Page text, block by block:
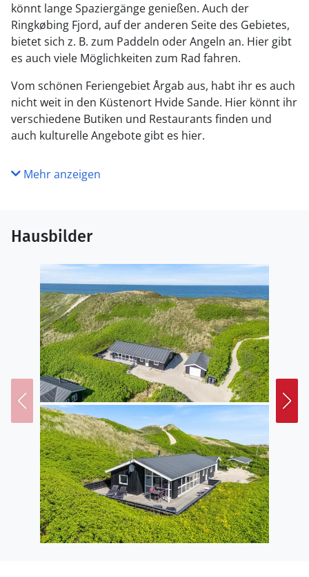
könnt lange Spaziergänge genießen. Auch der
Ringkøbing Fjord, auf der anderen Seite des Gebietes,
bietet sich z. B. zum Paddeln oder Angeln an. Hier gibt
es auch viele Möglichkeiten zum Rad fahren.
Vom schönen Feriengebiet Årgab aus, habt ihr es auch
nicht weit in den Küstenort Hvide Sande. Hier könnt ihr
verschiedene Butiken und Restaurants finden und
auch kulturelle Angebote gibt es hier.
Mehr anzeigen
Hausbilder